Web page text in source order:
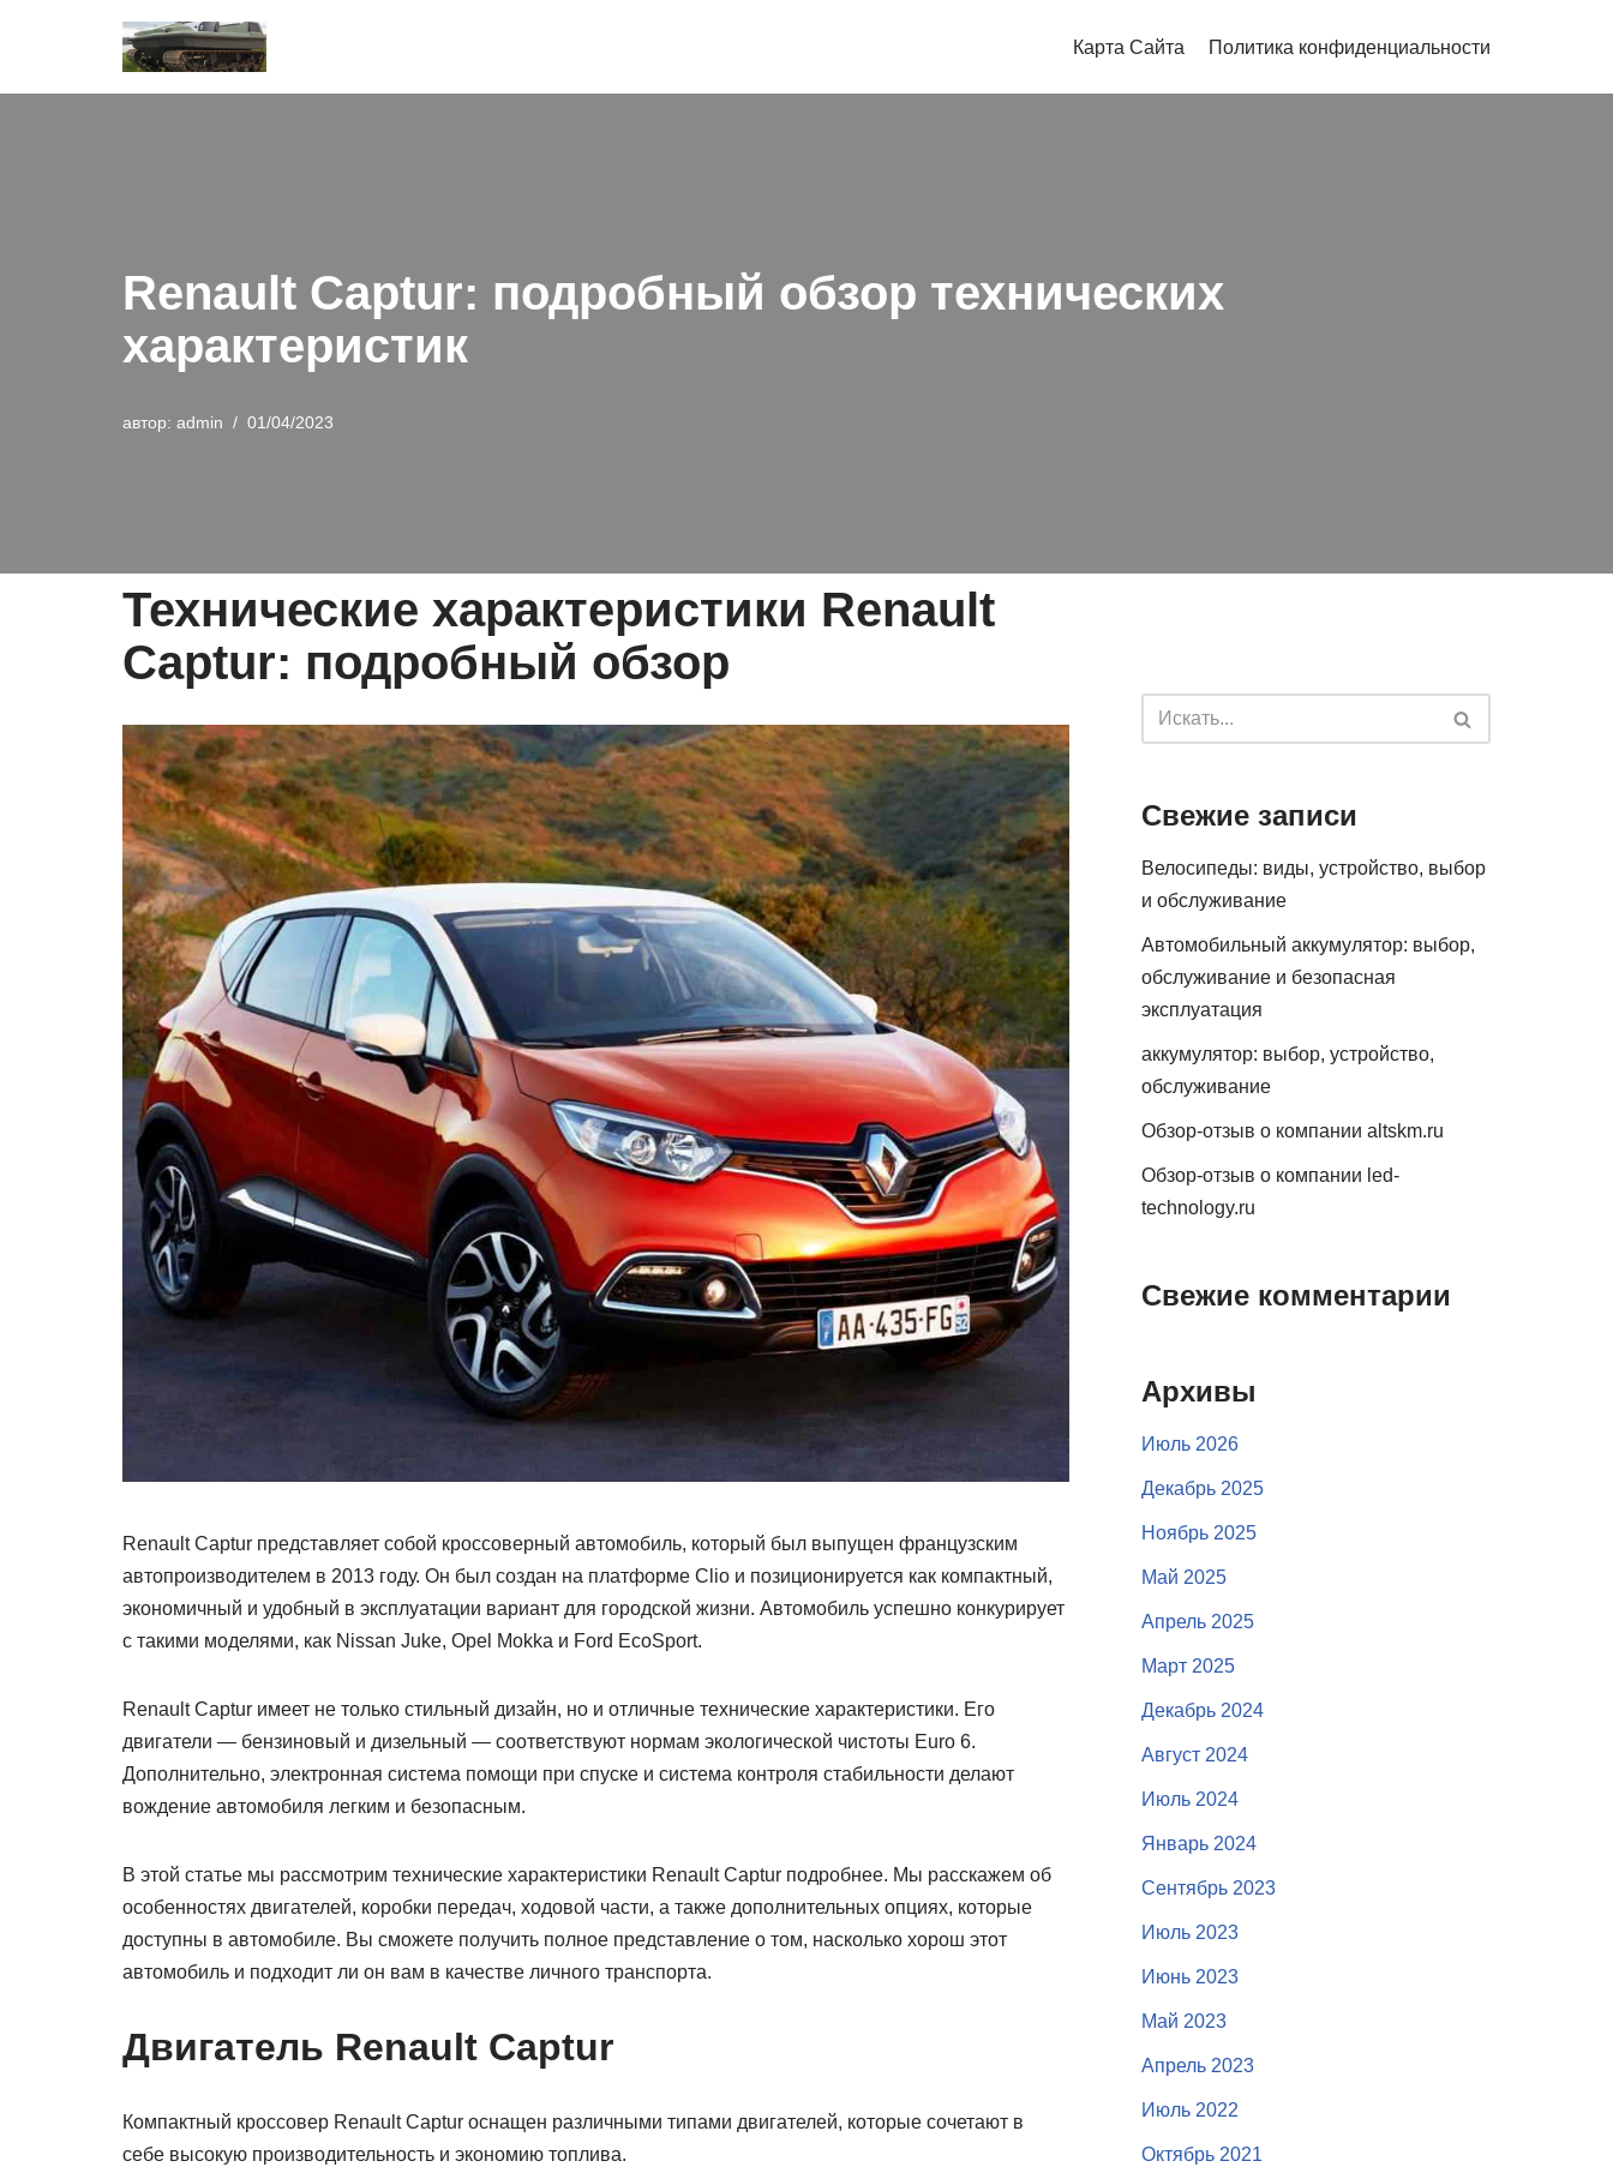
к
Карта Сайта Политика конфиденциальности
Renault Captur: подробный обзор технических
характеристик
автор: admin 01/04/2023
Технические характеристики Renault
Captur: подробный обзор
Renault Captur представляет собой кроссоверный автомобиль, который был выпущен французским
автопроизводителем в 2013 году. Он был создан на платформе Clio и позиционируется как компактный,
экономичный и удобный в эксплуатации вариант для городской жизни. Автомобиль успешно конкурирует
с такими моделями, как Nissan Juke, Opel Mokka и Ford EcoSport.
Renault Captur имеет не только стильный дизайн, но и отличные технические характеристики. Его
двигатели — бензиновый и дизельный — соответствуют нормам экологической чистоты Euro 6.
Дополнительно, электронная система помощи при спуске и система контроля стабильности делают
вождение автомобиля легким и безопасным.
В этой статье мы рассмотрим технические характеристики Renault Captur подробнее. Мы расскажем об
особенностях двигателей, коробки передач, ходовой части, а также дополнительных опциях, которые
доступны в автомобиле. Вы сможете получить полное представление о том, насколько хорош этот
автомобиль и подходит ли он вам в качестве личного транспорта.
Двигатель Renault Captur
Компактный кроссовер Renault Captur оснащен различными типами двигателей, которые сочетают в
себе высокую производительность и экономию топлива.
Свежие записи
Велосипеды: виды, устройство, выбор
и обслуживание
Автомобильный аккумулятор: выбор,
обслуживание и безопасная
эксплуатация
аккумулятор: выбор, устройство,
обслуживание
Обзор-отзыв о компании altskm.ru
Обзор-отзыв о компании led-
technology.ru
Свежие комментарии
Архивы
Июль 2026
Декабрь 2025
Ноябрь 2025
Май 2025
Апрель 2025
Март 2025
Декабрь 2024
Август 2024
Июль 2024
Январь 2024
Сентябрь 2023
Июль 2023
Июнь 2023
Май 2023
Апрель 2023
Июль 2022
Октябрь 2021